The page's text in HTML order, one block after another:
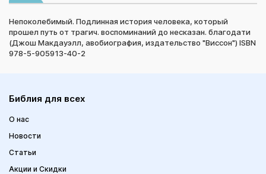
Непоколебимый. Подлинная история человека, который
прошел путь от трагич. воспоминаний до несказан. благодати
(Джош Макдауэлл, авобиография, издательство "Виссон") ISBN
978-5-905913-40-2
Библия для всех
О нас
Новости
Статьи
Акции и Скидки